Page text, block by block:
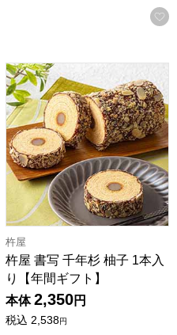
気に入りに登録する
【年間ギフト】
杵屋 書写 千年杉 柚子 1本入
杵屋
杵屋 書写 千年杉 柚子 1本入
り【年間ギフト】
本体 2,350円
税込 2,538円